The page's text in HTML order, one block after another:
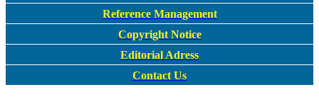
Reference Management
Copyright Notice
Editorial Adress
Contact Us